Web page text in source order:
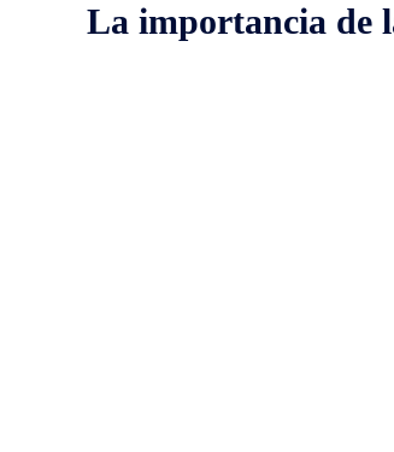
La importancia de